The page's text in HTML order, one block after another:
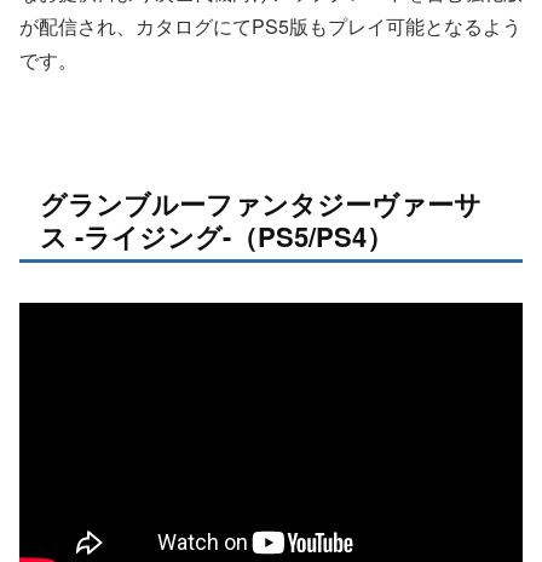
が配信され、カタログにてPS5版もプレイ可能となるよう
です。
グランブルーファンタジーヴァーサ
ス -ライジング-（PS5/PS4）